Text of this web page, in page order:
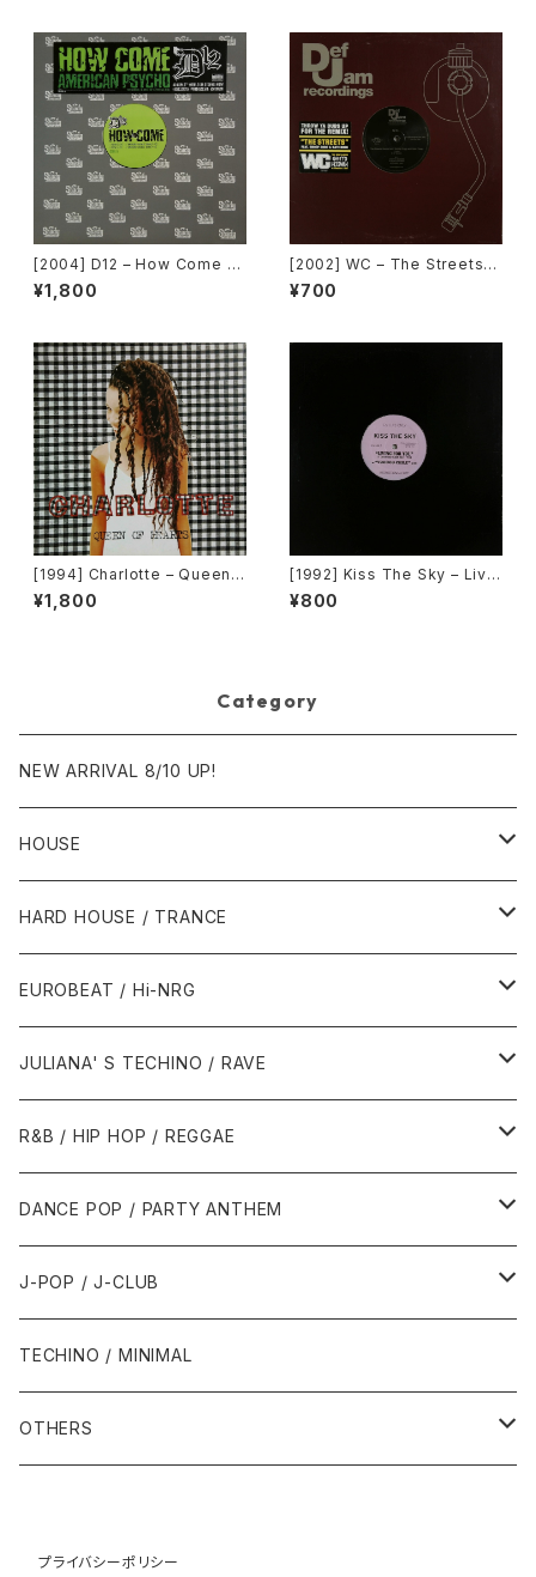
[2004] D12 – How Come /
American Psycho [Shady R
ecords][PROMO]
¥1,800
[2002] WC – The Streets
(Remix) [Def Jam Recordin
gs][PROMO]
¥700
[1994] Charlotte – Queen
Of Hearts [Big Life]
¥1,800
[1992] Kiss The Sky – Livin
g For You / Voodoo Chile /
What Does It Take? / Don't
¥800
Category
NEW ARRIVAL 8/10 UP!
HOUSE
1980年代
1987年・以前
1988年
1990年代
1990年
1991年
1995年
1996年
2000年代
2000年
2001年
2005年
2010年代
2010年
2011年
HARD HOUSE / TRANCE
1990年代
1994年・以前
1995年
1999年
2000年代
2000年
2001年
2005年
EUROBEAT / Hi-NRG
1980年代
1986年・以前
1987年
1990年代
1990年
1991年
2000年代
JULIANA' S TECHINO / RAVE
1990年代
1990年
1991年
2000年代
2000年
2001年
R&B / HIP HOP / REGGAE
1980年代
1985年・以前
1986年
1990年代
1990年
1991年
1993年
2000年代
2000年
2002年
DANCE POP / PARTY ANTHEM
1980年代
1988年・以前
1989年
1990年代
1990年
1992年
2000年代
2001年
J-POP / J-CLUB
1980年代
1990年代
1991年
2000年
TECHINO / MINIMAL
OTHERS
1985年・以前
1990年代
プライバシーポリシー